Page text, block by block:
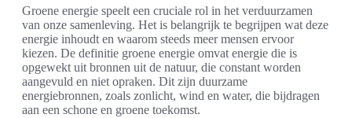
Groene energie speelt een cruciale rol in het verduurzamen
van onze samenleving. Het is belangrijk te begrijpen wat deze
energie inhoudt en waarom steeds meer mensen ervoor
kiezen. De definitie groene energie omvat energie die is
opgewekt uit bronnen uit de natuur, die constant worden
aangevuld en niet opraken. Dit zijn duurzame
energiebronnen, zoals zonlicht, wind en water, die bijdragen
aan een schone en groene toekomst.